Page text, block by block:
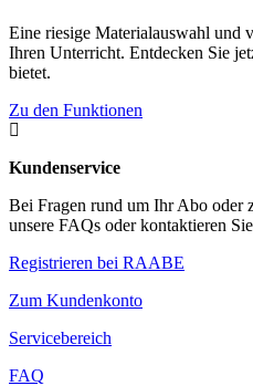
Eine riesige Materialauswahl und
Ihren Unterricht. Entdecken Sie
bietet.
Zu den Funktionen

Kundenservice
Bei Fragen rund um Ihr Abo oder
unsere FAQs oder kontaktieren
Registrieren bei RAABE
Zum Kundenkonto
Servicebereich
FAQ